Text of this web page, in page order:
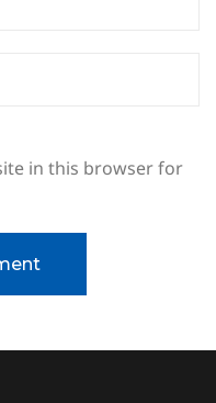
in this browser for